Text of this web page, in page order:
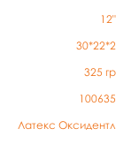
12"
30*22*2
325 гр
100635
Латекс Оксидентл